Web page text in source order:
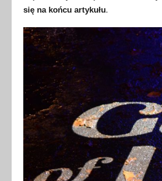
d
a
2
się na końcu artykułu.